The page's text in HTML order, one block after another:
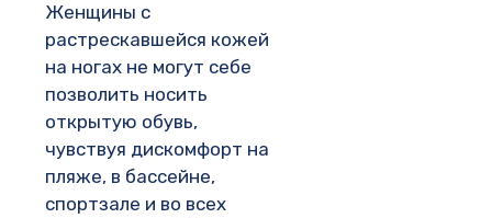
Женщины с
растрескавшейся кожей
на ногах не могут себе
позволить носить
открытую обувь,
чувствуя дискомфорт на
пляже, в бассейне,
спортзале и во всех